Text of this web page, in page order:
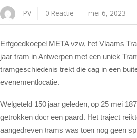
PV 0 Reactie mei 6, 2023
Erfgoedkoepel META vzw, het Vlaams
jaar tram in Antwerpen met een uniek
tramgeschiedenis trekt die dag in een
evenementlocatie.
Welgeteld 150 jaar geleden, op 25 mei
getrokken door een paard. Het traject
aangedreven trams was toen nog geen